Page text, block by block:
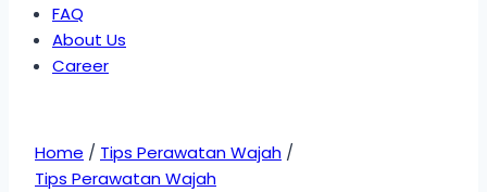
FAQ
About Us
Career
Home / Tips Perawatan Wajah /
Tips Perawatan Wajah